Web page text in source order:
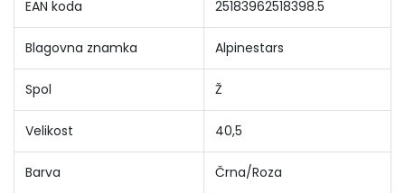
EAN koda 25183962518398.5
Blagovna znamka Alpinestars
Spol Ž
Velikost 40,5
Barva Črna/Roza